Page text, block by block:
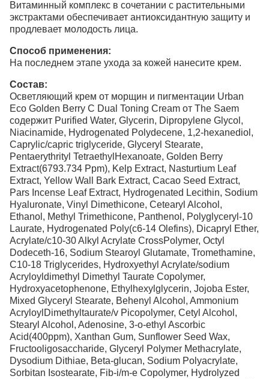
Витаминный комплекс в сочетании с растительными
экстрактами обеспечивает антиоксидантную защиту и
продлевает молодость лица.
Способ применения:
На последнем этапе ухода за кожей нанесите крем.
Состав:
Осветляющий крем от морщин и пигментации Urban
Eco Golden Berry C Dual Toning Cream от The Saem
содержит Purified Water, Glycerin, Dipropylene Glycol,
Niacinamide, Hydrogenated Polydecene, 1,2-hexanediol,
Caprylic/capric triglyceride, Glyceryl Stearate,
Pentaerythrityl TetraethylHexanoate, Golden Berry
Extract(6793.734 Ppm), Kelp Extract, Nasturtium Leaf
Extract, Yellow Wall Bark Extract, Cacao Seed Extract,
Pars Incense Leaf Extract, Hydrogenated Lecithin, Sodium
Hyaluronate, Vinyl Dimethicone, Cetearyl Alcohol,
Ethanol, Methyl Trimethicone, Panthenol, Polyglyceryl-10
Laurate, Hydrogenated Poly(c6-14 Olefins), Dicapryl Ether,
Acrylate/c10-30 Alkyl Acrylate CrossPolymer, Octyl
Dodeceth-16, Sodium Stearoyl Glutamate, Tromethamine,
C10-18 Triglycerides, Hydroxyethyl Acrylate/sodium
Acryloyldimethyl Dimethyl Taurate Copolymer,
Hydroxyacetophenone, Ethylhexylglycerin, Jojoba Ester,
Mixed Glyceryl Stearate, Behenyl Alcohol, Ammonium
AcryloylDimethyltaurate/v Picopolymer, Cetyl Alcohol,
Stearyl Alcohol, Adenosine, 3-o-ethyl Ascorbic
Acid(400ppm), Xanthan Gum, Sunflower Seed Wax,
Fructooligosaccharide, Glyceryl Polymer Methacrylate,
Dysodium Dithiae, Beta-glucan, Sodium Polyacrylate,
Sorbitan Isostearate, Fib-i/m-e Copolymer, Hydrolyzed